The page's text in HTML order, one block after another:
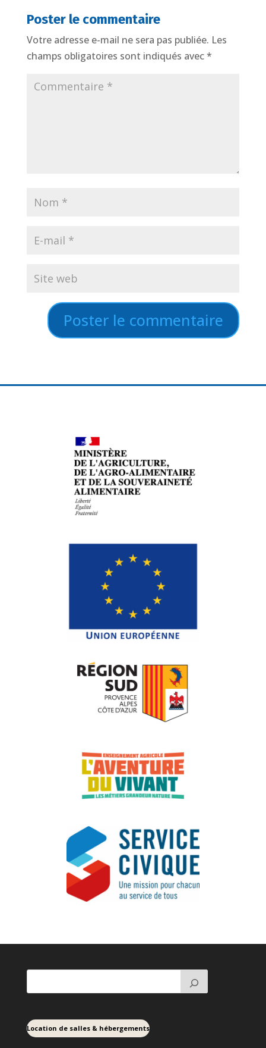
Poster le commentaire
Votre adresse e-mail ne sera pas publiée. Les
champs obligatoires sont indiqués avec*
Location de salles & hébergements